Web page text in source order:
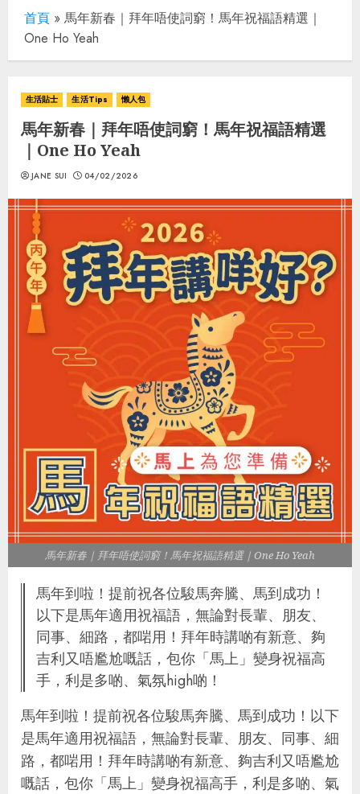
首頁 » 馬年新春｜拜年唔使詞窮！馬年祝福語精選｜
One Ho Yeah
生活貼士 生活Tips 懶人包
馬年新春｜拜年唔使詞窮！馬年祝福語精選
｜One Ho Yeah
JANE SUI 04/02/2026
馬年新春｜拜年唔使詞窮！馬年祝福語精選｜One Ho Yeah
馬年到啦！提前祝各位駿馬奔騰、馬到成功！
以下是馬年適用祝福語，無論對長輩、朋友、
同事、細路，都啱用！拜年時講啲有新意、夠
吉利又唔尷尬嘅話，包你「馬上」變身祝福高
手，利是多啲、氣氛high啲！
馬年到啦！提前祝各位駿馬奔騰、馬到成功！以下
是馬年適用祝福語，無論對長輩、朋友、同事、細
路，都啱用！拜年時講啲有新意、夠吉利又唔尷尬
嘅話，包你「馬上」變身祝福高手，利是多啲、氣